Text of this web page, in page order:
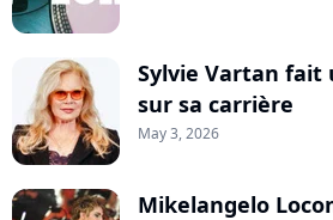
Sylvie Vartan fait
sur sa carrière
May 3, 2026
Mikelangelo